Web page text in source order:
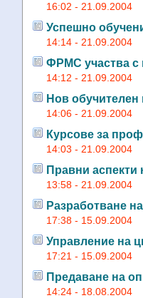
16:02 - 21.09.2004
Успешно
14:14 - 21.09.2004
ФРМС участва с
14:12 - 21.09.2004
Нов обучителен
14:06 - 21.09.2004
Курсове за
14:03 - 21.09.2004
Правни аспекти
13:58 - 21.09.2004
Разработване
17:38 - 15.09.2004
Управление на
17:21 - 15.09.2004
Предаване на
14:24 - 18.08.2004